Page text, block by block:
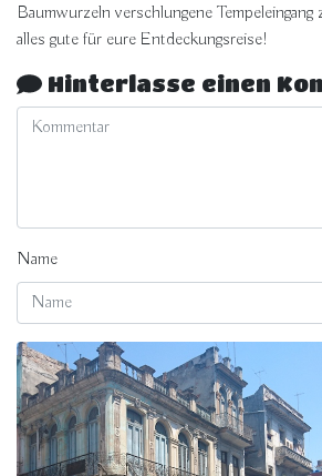
Baumwurzeln verschlungene
alles gute für eure Entdeckungsreise!
Hinterlasse einen
Name